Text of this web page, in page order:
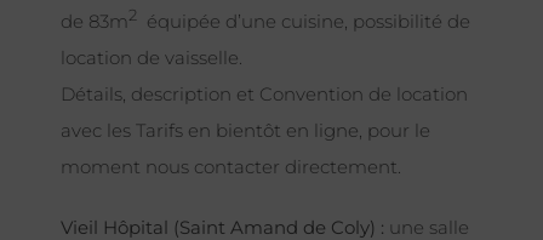
de 83m2
équipée d’une cuisine, possibilité de
location de vaisselle.
Détails, description et Convention de location
avec les Tarifs en bientôt en ligne, pour le
moment nous contacter directement.
Vieil Hôpital (Saint Amand de Coly) : une salle